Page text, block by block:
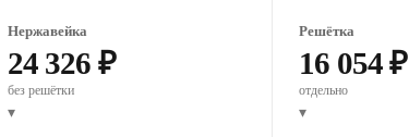
Нержавейка
24 326 ₽
без решётки
▾
Решётка
16 054 ₽
отдельно
▾